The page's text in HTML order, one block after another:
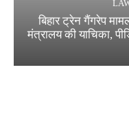
बिहार ट्रेन गैंगरेप
मंत्रालय की याचिका,